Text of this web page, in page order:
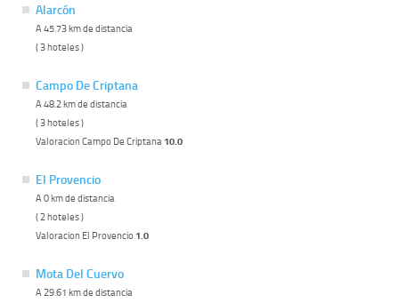
Alarcón
A 45.73 km de distancia
( 3 hoteles )
Campo De Criptana
A 48.2 km de distancia
( 3 hoteles )
Valoracion Campo De Criptana 10.0
El Provencio
A 0 km de distancia
( 2 hoteles )
Valoracion El Provencio 1.0
Mota Del Cuervo
A 29.61 km de distancia